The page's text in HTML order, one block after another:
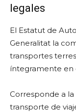
legales
El Estatut de
Generalitat la
transportes
íntegramente en
Corresponde a
transporte de